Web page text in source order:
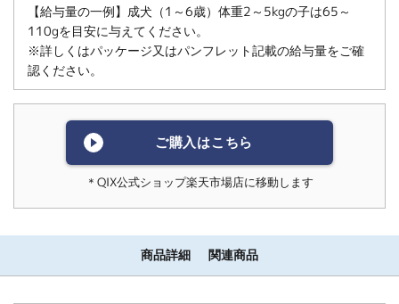
【給与量の一例】成犬（1～6歳）体重2～5kgの子は65～
110gを目安に与えてください。
※詳しくはパッケージ又はパンフレット記載の給与量をご確
認ください。
ご購入はこちら
＊QIX公式ショップ楽天市場店に移動します
商品詳細 関連商品